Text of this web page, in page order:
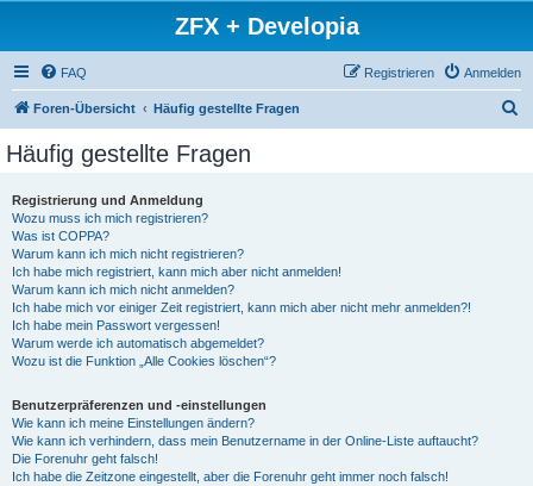
ZFX + Developia
FAQ Anmelden
Registrieren
Foren-Übersicht Häufig gestellte Fragen
Häufig gestellte Fragen
Registrierung und Anmeldung
Wozu muss ich mich registrieren?
Was ist COPPA?
Warum kann ich mich nicht registrieren?
Ich habe mich registriert, kann mich aber nicht anmelden!
Warum kann ich mich nicht anmelden?
Ich habe mich vor einiger Zeit registriert, kann mich aber nicht mehr anmelden?!
Ich habe mein Passwort vergessen!
Warum werde ich automatisch abgemeldet?
Wozu ist die Funktion „Alle Cookies löschen“?
Benutzerpräferenzen und -einstellungen
Wie kann ich meine Einstellungen ändern?
Wie kann ich verhindern, dass mein Benutzername in der Online-Liste auftaucht?
Die Forenuhr geht falsch!
Ich habe die Zeitzone eingestellt, aber die Forenuhr geht immer noch falsch!